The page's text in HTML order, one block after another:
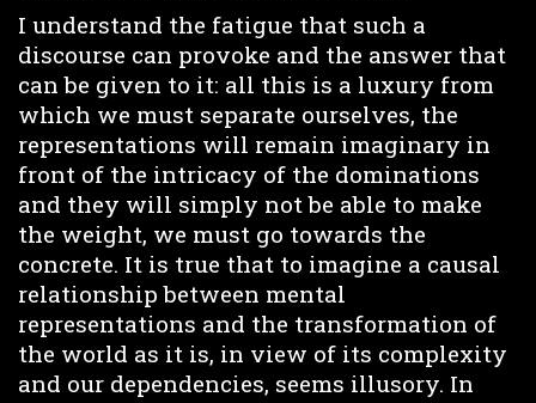
I understand the fatigue that such a
discourse can provoke and the answer that
can be given to it: all this is a luxury from
which we must separate ourselves, the
representations will remain imaginary in
front of the intricacy of the dominations
and they will simply not be able to make
the weight, we must go towards the
concrete. It is true that to imagine a causal
relationship between mental
representations and the transformation of
the world as it is, in view of its complexity
and our dependencies, seems illusory. In